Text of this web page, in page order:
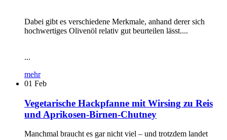
Dabei gibt es verschiedene Merkmale, anhand derer sich
hochwertiges Olivenöl relativ gut beurteilen lässt....
...
mehr
01 Feb
Vegetarische Hackpfanne mit Wirsing zu Reis
und Aprikosen-Birnen-Chutney
Manchmal braucht es gar nicht viel – und trotzdem landet